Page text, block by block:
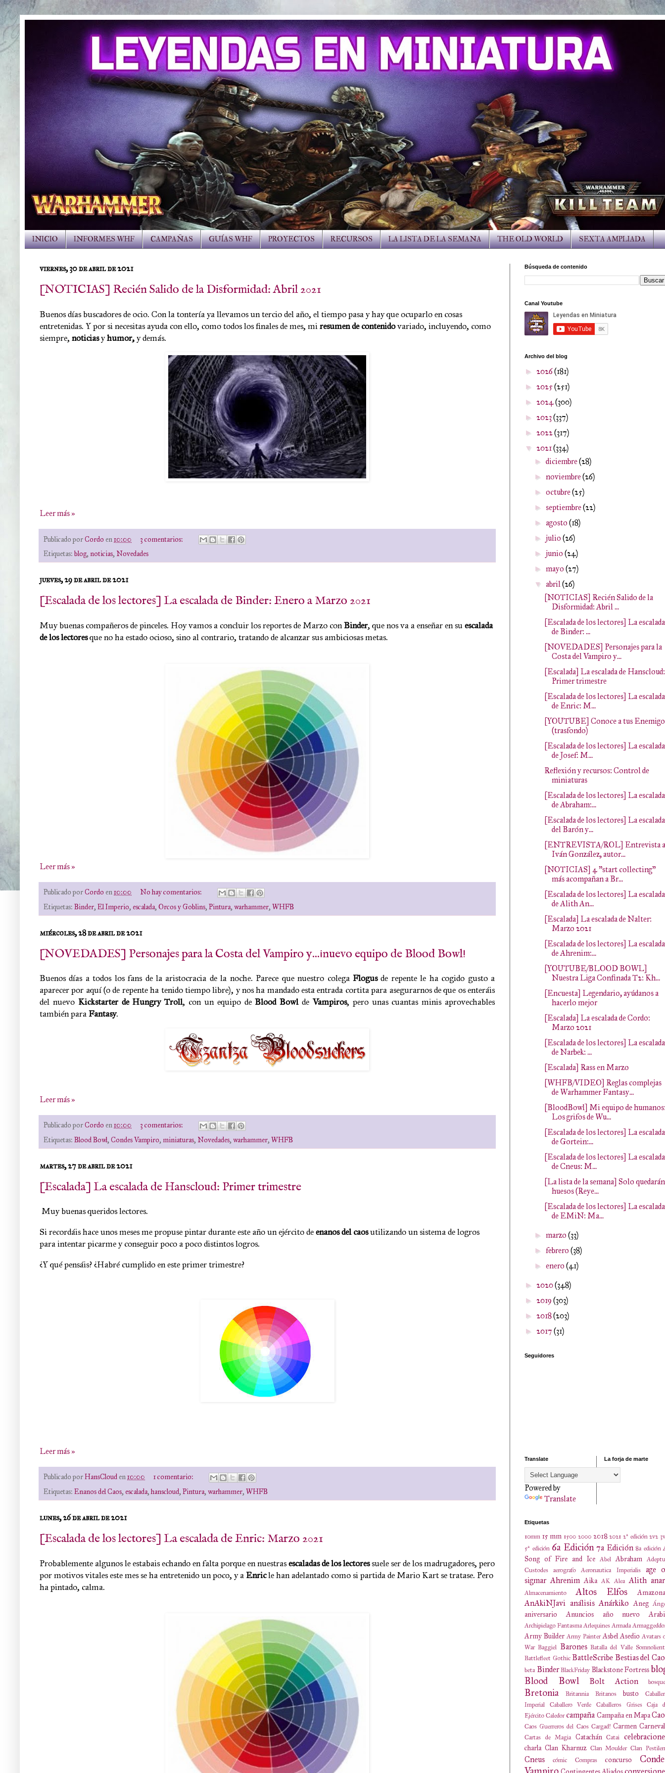
INICIO INFORMES WHF CAMPAÑAS GUÍAS WHF PROYECTOS RECURSOS LA LISTA DE LA SEMANA THE OLD WORLD SEXTA AMPLIADA
viernes, 30 de abril de 2021
[NOTICIAS] Recién Salido de la Disformidad: Abril 2021
Buenos días buscadores de ocio. Con la tontería ya llevamos un tercio del año, el tiempo pasa y hay que ocuparlo en cosas
entretenidas. Y por si necesitas ayuda con ello, como todos los finales de mes, miresumen de contenidovariado, incluyendo, como
siempre, noticiasyhumor,y demás.
Leer más »
Publicado porCordo en10:00
3 comentarios:
Etiquetas: blog, noticias, Novedades
jueves, 29 de abril de 2021
[Escalada de los lectores] La escalada de Binder: Enero a Marzo 2021
Muy buenas compañeros de pinceles. Hoy vamos a concluir los reportes de Marzo conBinder, que nos va a enseñar en suescalada
de los lectoresque no ha estado ocioso, sino al contrario, tratando de alcanzar sus ambiciosas metas.
Leer más »
Publicado porCordo en10:00
No hay comentarios:
Etiquetas: Binder, El Imperio, escalada, Orcos y Goblins, Pintura, warhammer, WHFB
miércoles, 28 de abril de 2021
[NOVEDADES] Personajes para la Costa del Vampiro y...¡nuevo equipo de Blood Bowl!
Buenos días a todos los fans de la aristocracia de la noche. Parece que nuestro colega Flogusde repente le ha cogido gusto a
aparecer por aquí (o de repente ha tenido tiempo libre), y nos ha mandado esta entrada cortita para asegurarnos de que os enteráis
del nuevo Kickstarter de Hungry Troll, con un equipo deBlood Bowlde Vampiros, pero unas cuantas minis aprovechables
también paraFantasy.
Leer más »
Publicado porCordo en10:00
3 comentarios:
Etiquetas: Blood Bowl, Condes Vampiro, miniaturas, Novedades, warhammer, WHFB
martes, 27 de abril de 2021
[Escalada] La escalada de Hanscloud: Primer trimestre
Muy buenas queridos lectores.
Si recordáis hace unos meses me propuse pintar durante este año un ejército deenanos del caosutilizando un sistema de logros
para intentar picarme y conseguir poco a poco distintos logros.
¿Y qué pensáis? ¿Habré cumplido en este primer trimestre?
Leer más »
Publicado porHansCloud en10:00
1 comentario:
Etiquetas: Enanos del Caos, escalada,hanscloud, Pintura, warhammer, WHFB
lunes, 26 de abril de 2021
[Escalada de los lectores] La escalada de Enric: Marzo 2021
Probablemente algunos le estabais echando en falta porque en nuestrasescaladas de los lectoressuele ser de los madrugadores, pero
por motivos vitales este mes se ha entretenido un poco, y aEnricle han adelantado como si partida de Mario Kart se tratase. Pero
ha pintado, calma.
Búsqueda de contenido
Canal Youtube
Archivo del blog
► 2026(181)
► 2025(251)
► 2024(300)
► 2023(337)
► 2022(317)
▼ 2021(334)
►diciembre(28)
►noviembre(26)
►octubre(25)
►septiembre(22)
► agosto(18)
►julio(26)
►junio(24)
► mayo(27)
▼ abril(26)
[NOTICIAS] Recién Salido de la
Disformidad: Abril ...
[Escalada de los lectores] La escalada
de Binder: ...
[NOVEDADES] Personajes para la
Costa del Vampiro y...
[Escalada] La escalada de Hanscloud:
Primer trimestre
[Escalada de los lectores] La escalada
de Enric: M...
[YOUTUBE] Conoce a tus
(trasfondo)
[Escalada de los lectores] La escalada
de Josef: M...
Reflexión y recursos: Control de
miniaturas
[Escalada de los lectores] La escalada
de Abraham:...
[Escalada de los lectores] La escalada
del Barón y...
[ENTREVISTA/ROL] Entrevista a
Iván González, autor...
[NOTICIAS] 4 "start collecting"
más acompañan a Br...
[Escalada de los lectores] La escalada
de Alith An...
[Escalada] La escalada de Nalter:
Marzo 2021
[Escalada de los lectores] La escalada
de Ahrenim:...
[YOUTUBE/BLOOD BOWL]
Nuestra Liga Confinada T2: Kh...
[Encuesta] Legendario, ayúdanos a
hacerlo mejor
[Escalada] La escalada de Cordo:
Marzo 2021
[Escalada de los lectores] La escalada
de Narbek: ...
[Escalada] Rass en Marzo
[WHFB/VIDEO] Reglas complejas
de Warhammer Fantasy...
[BloodBowl] Mi equipo de
Los grifos de Wu...
[Escalada de los lectores] La escalada
de Gortein:...
[Escalada de los lectores] La escalada
de Cneus: M...
[La lista de la semana] Solo quedarán
huesos (Reye...
[Escalada de los lectores] La escalada
de EMiN: Ma...
► marzo(33)
►febrero(38)
►enero(41)
► 2020(348)
► 2019 (303)
► 2018(203)
► 2017 (31)
Seguidores
Translate
Powered by
Translate
La forja de marte
Etiquetas
10mm 15 mm 1500 2000 2018 2021 2ª edición 2v2
5ª edición 6a Edición 7a Edición 8a edición
Song of Fire and Ice Abel Abraham
Custodes
aerografo Aeronautica Imperialis
age
sigmar Ahrenim Aika AK Alea Alith
Almacenamiento Altos Elfos
AnAkiNJavi análisis Anárkiko Aneg
aniversario Anuncios año nuevo
Archipielago FantasmaArlequinesArmada
Army Builder Army Painter Asbel Asedio Avatars
War Baggiel Barones Batalla del Valle
Battlefleet Gothic BattleScribe Bestias del
beta Binder BlackFriday Blackstone Fortress
Blood Bowl
Bolt Action
Bretonia Britannia Britanos busto
Imperial
Caballero Verde Caballeros Grises
Caja
EjércitoCaledor campaña Campaña en Mapa
Caos Guerreros del Caos Cargad! Carmen
Cartas de Magia Catachán Catai
charla Clan Kharnuz Clan Moulder Clan
Cneus cómic Compras concurso